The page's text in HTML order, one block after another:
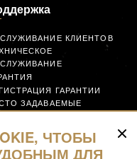
КЛИЕНТОВ
ГАРАНТИИ
ЗАДАВАЕМЫЕ
ЧТОБЫ
ДЛЯ